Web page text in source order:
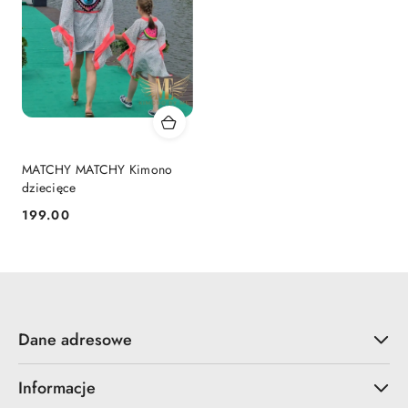
MATCHY MATCHY Kimono
dziecięce
Cena:
199.00
Dane adresowe
Informacje